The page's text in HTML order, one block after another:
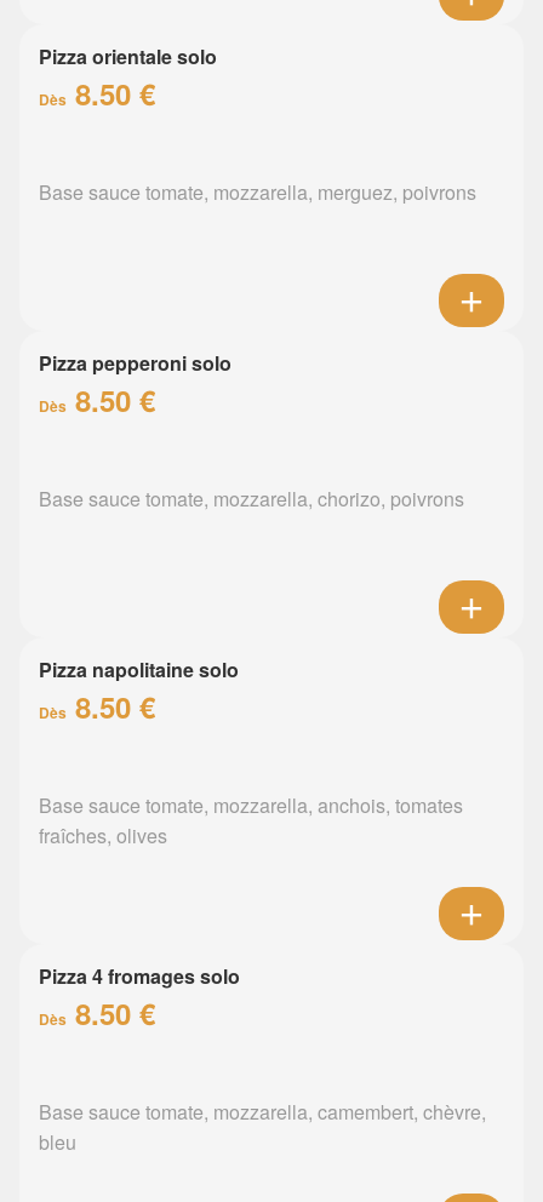
Pizza orientale solo
Dès 8.50 €
Base sauce tomate, mozzarella, merguez, poivrons
Pizza pepperoni solo
Dès 8.50 €
Base sauce tomate, mozzarella, chorizo, poivrons
Pizza napolitaine solo
Dès 8.50 €
Base sauce tomate, mozzarella, anchois, tomates
fraîches, olives
Pizza 4 fromages solo
Dès 8.50 €
Base sauce tomate, mozzarella, camembert, chèvre,
bleu